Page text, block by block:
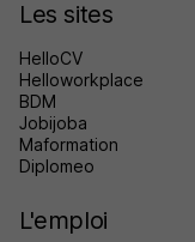
Les sites
HelloCV
Helloworkplace
BDM
Jobijoba
Maformation
Diplomeo
L'emploi